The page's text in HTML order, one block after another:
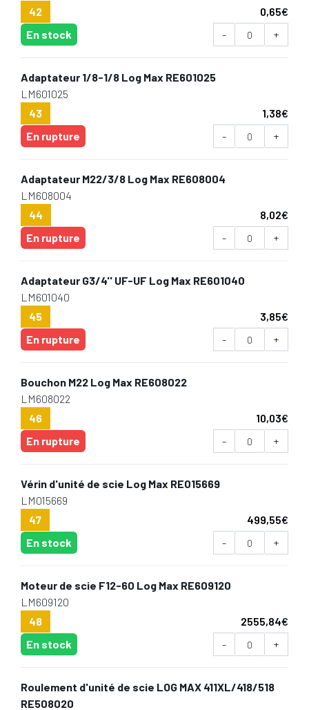
42
0,65€
En stock
- +
Adaptateur 1/8-1/8 Log Max RE601025
LM601025
43
1,38€
En rupture
- +
Adaptateur M22/3/8 Log Max RE608004
LM608004
44
8,02€
En rupture
- +
Adaptateur G3/4'' UF-UF Log Max RE601040
LM601040
45
3,85€
En rupture
- +
Bouchon M22 Log Max RE608022
LM608022
46
10,03€
En rupture
- +
Vérin d'unité de scie Log Max RE015669
LM015669
47
499,55€
En stock
- +
Moteur de scie F12-60 Log Max RE609120
LM609120
48
2555,84€
En stock
- +
Roulement d'unité de scie LOG MAX 411XL/418/518
RE508020